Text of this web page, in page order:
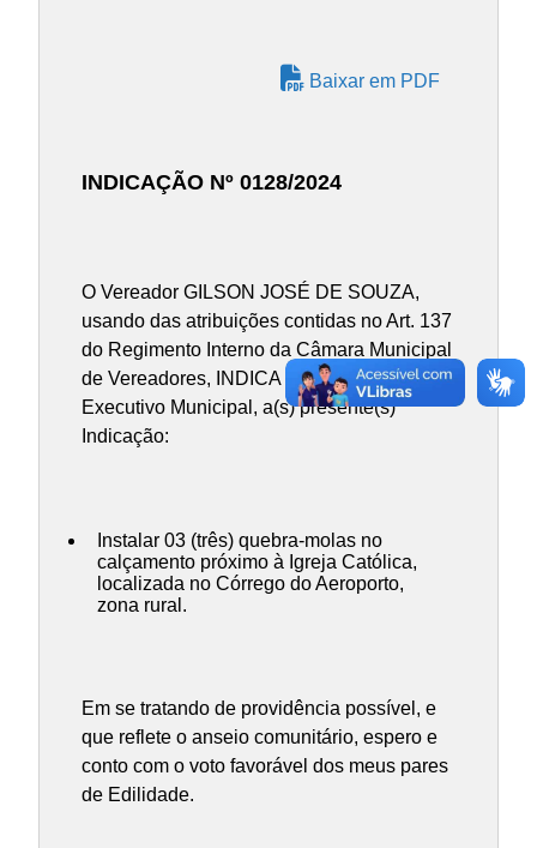
Baixar em PDF
INDICAÇÃO Nº 0128/2024
O Vereador GILSON JOSÉ DE SOUZA,
usando das atribuições contidas no Art. 137
do Regimento Interno da Câmara Municipal
de Vereadores, INDICA ao Chefe do Poder
Executivo Municipal, a(s) presente(s)
Indicação:
Instalar 03 (três) quebra-molas no
calçamento próximo à Igreja Católica,
localizada no Córrego do Aeroporto,
zona rural.
Em se tratando de providência possível, e
que reflete o anseio comunitário, espero e
conto com o voto favorável dos meus pares
de Edilidade.